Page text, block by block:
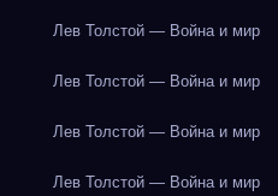
Лев Толстой — Война и мир
Лев Толстой — Война и мир
Лев Толстой — Война и мир
Лев Толстой — Война и мир